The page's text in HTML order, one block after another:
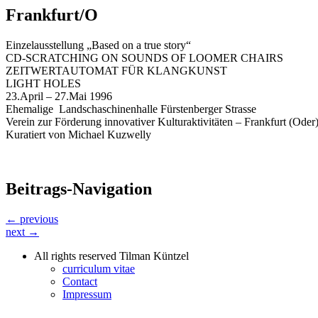
Frankfurt/O
Einzelausstellung „Based on a true story“
CD-SCRATCHING ON SOUNDS OF LOOMER CHAIRS
ZEITWERTAUTOMAT FÜR KLANGKUNST
LIGHT HOLES
23.April – 27.Mai 1996
Ehemalige Landschaschinenhalle Fürstenberger Strasse
Verein zur Förderung innovativer Kulturaktivitäten – Frankfurt
Kuratiert von Michael Kuzwelly
Beitrags-Navigation
← previous
next →
All rights reserved Tilman Küntzel
curriculum vitae
Contact
Impressum